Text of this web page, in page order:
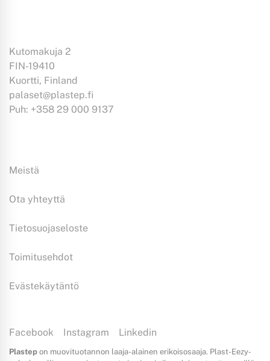
Kutomakuja 2
FIN-19410
Kuortti, Finland
palaset@plastep.fi
Puh: +358 29 000 9137
Meistä
Ota yhteyttä
Tietosuojaseloste
Toimitusehdot
Evästekäytäntö
Facebook Instagram Linkedin
Plastep on muovituotannon laaja-alainen erikoisosaaja. Plast-Eezy-